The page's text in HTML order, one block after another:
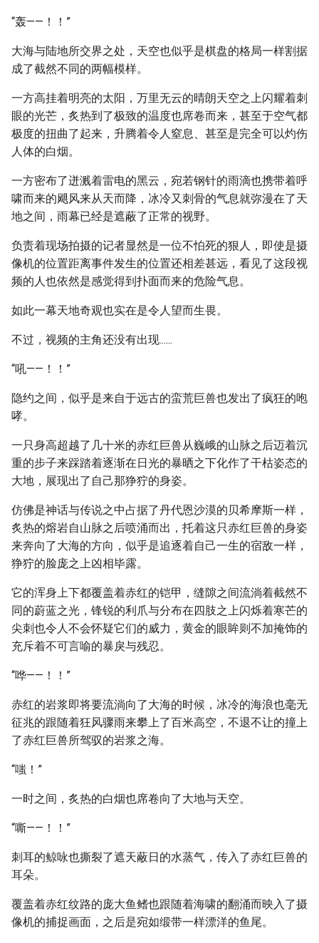
“轰——！！”
大海与陆地所交界之处，天空也似乎是棋盘的格局一样割据
成了截然不同的两幅模样。
一方高挂着明亮的太阳，万里无云的晴朗天空之上闪耀着刺
眼的光芒，炙热到了极致的温度也席卷而来，甚至于空气都
极度的扭曲了起来，升腾着令人窒息、甚至是完全可以灼伤
人体的白烟。
一方密布了迸溅着雷电的黑云，宛若钢针的雨滴也携带着呼
啸而来的飓风来从天而降，冰冷又刺骨的气息就弥漫在了天
地之间，雨幕已经是遮蔽了正常的视野。
负责着现场拍摄的记者显然是一位不怕死的狠人，即使是摄
像机的位置距离事件发生的位置还相差甚远，看见了这段视
频的人也依然是感觉得到扑面而来的危险气息。
如此一幕天地奇观也实在是令人望而生畏。
不过，视频的主角还没有出现......
“吼——！！”
隐约之间，似乎是来自于远古的蛮荒巨兽也发出了疯狂的咆
哮。
一只身高超越了几十米的赤红巨兽从巍峨的山脉之后迈着沉
重的步子来踩踏着逐渐在日光的暴晒之下化作了干枯姿态的
大地，展现出了自己那狰狞的身姿。
仿佛是神话与传说之中占据了丹代恩沙漠的贝希摩斯一样，
炙热的熔岩自山脉之后喷涌而出，托着这只赤红巨兽的身姿
来奔向了大海的方向，似乎是追逐着自己一生的宿敌一样，
狰狞的脸庞之上凶相毕露。
它的浑身上下都覆盖着赤红的铠甲，缝隙之间流淌着截然不
同的蔚蓝之光，锋锐的利爪与分布在四肢之上闪烁着寒芒的
尖刺也令人不会怀疑它们的威力，黄金的眼眸则不加掩饰的
充斥着不可言喻的暴戾与残忍。
“哗——！！”
赤红的岩浆即将要流淌向了大海的时候，冰冷的海浪也毫无
征兆的跟随着狂风骤雨来攀上了百米高空，不退不让的撞上
了赤红巨兽所驾驭的岩浆之海。
“嗤！”
一时之间，炙热的白烟也席卷向了大地与天空。
“嘶——！！”
刺耳的鲸咏也撕裂了遮天蔽日的水蒸气，传入了赤红巨兽的
耳朵。
覆盖着赤红纹路的庞大鱼鳍也跟随着海啸的翻涌而映入了摄
像机的捕捉画面，之后是宛如缎带一样漂洋的鱼尾。